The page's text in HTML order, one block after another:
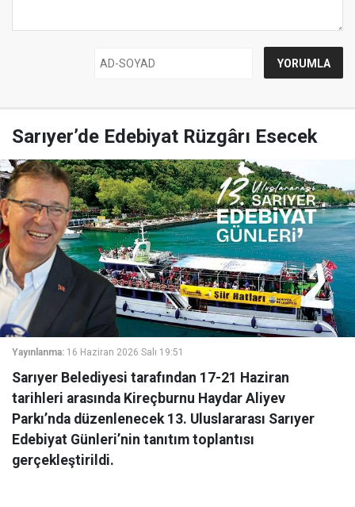
Sarıyer’de Edebiyat Rüzgârı Esecek
Yayınlanma: 16 Haziran 2026 Salı 19:51
Sarıyer Belediyesi tarafından 17-21 Haziran
tarihleri arasında Kireçburnu Haydar Aliyev
Parkı’nda düzenlenecek 13. Uluslararası Sarıyer
Edebiyat Günleri’nin tanıtım toplantısı
gerçekleştirildi.